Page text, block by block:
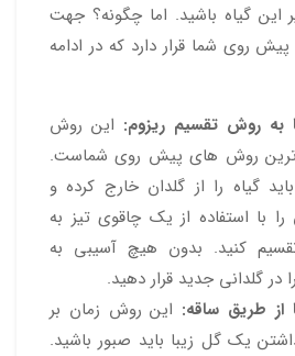
این گیاه باشید. اما چگونه؟ جهت
روی شما قرار دارد که در ادامه
به روش تقسیم ریزوم: این روش
ترین روش های پیش روی شماست.
گیاه را از گلدان خارج کرده و
با استفاده از یک چاقوی تیز به
کنید. بدون هیچ آسیبی به
در گلدانی جدید قرار دهید.
از طریق ساقه: این روش زمان بر
یک گل زیبا باید صبور باشید.